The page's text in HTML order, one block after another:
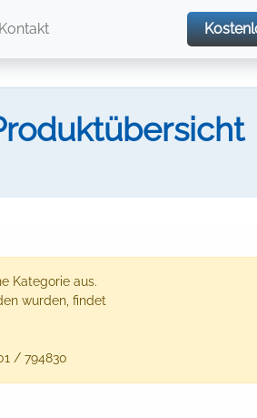
Kontakt
Kategorie aus.
wurden, findet
/ 794830